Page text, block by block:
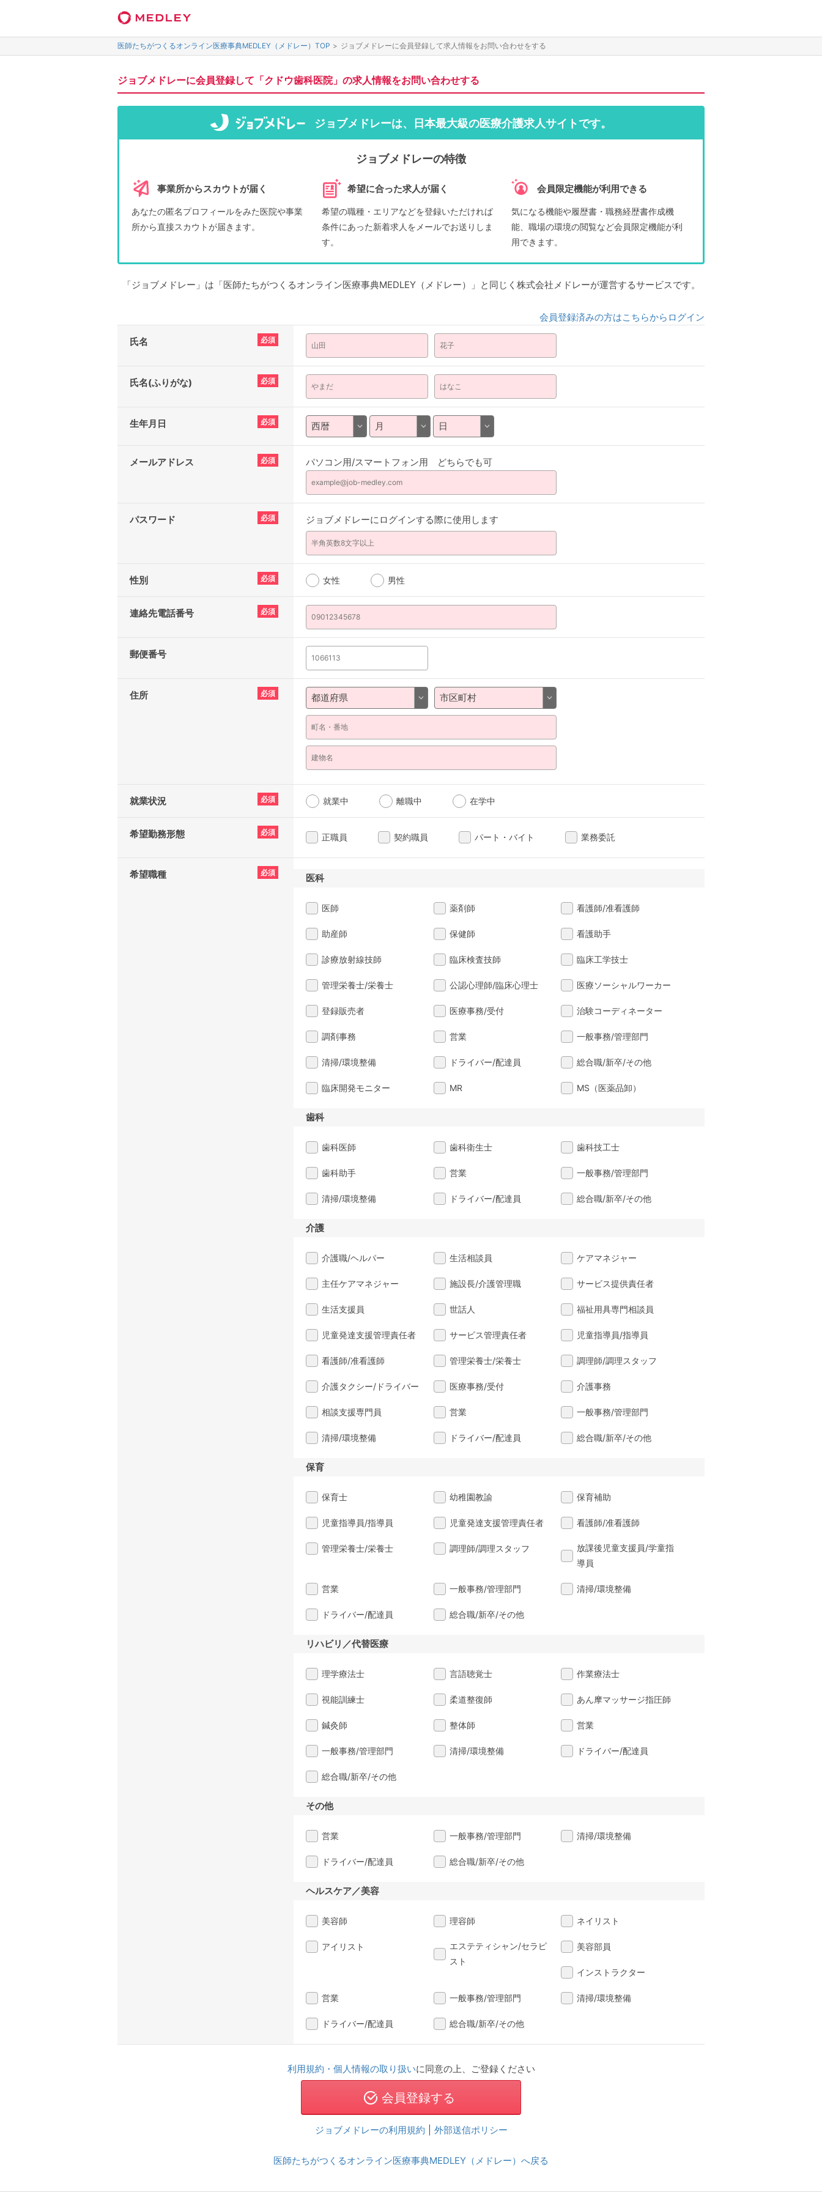
医師たちがつくるオンライン医療事典MEDLEY（メドレー）TOP > ジョブメドレーに会員登録して求人情報をお問い合わせをする
ジョブメドレーに会員登録して「クドウ歯科医院」の求人情報をお問い合わせする
ジョブメドレーは、日本最大級の医療介護求人サイトです。
ジョブメドレーの特徴
事業所からスカウトが届く
あなたの匿名プロフィールをみた医院や事業
所から直接スカウトが届きます。
希望に合った求人が届く
希望の職種・エリアなどを登録いただければ
条件にあった新着求人をメールでお送りしま
す。
会員限定機能が利用できる
気になる機能や履歴書・職務経歴書作成機
能、職場の環境の閲覧など会員限定機能が利
用できます。
「ジョブメドレー」は「医師たちがつくるオンライン医療事典MEDLEY（メドレー）」と同じく株式会社メドレーが運営するサービスです。
会員登録済みの方はこちらからログイン
氏名 必須
氏名(ふりがな) 必須
生年月日 必須
メールアドレス 必須 パソコン用/スマートフォン用 どちらでも可
パスワード 必須 ジョブメドレーにログインする際に使用します
性別 必須 女性 男性
連絡先電話番号 必須
郵便番号
住所 必須
就業状況 必須 就業中 離職中 在学中
希望勤務形態 必須 正職員 契約職員 パート・バイト 業務委託
希望職種 必須 医科
医師 薬剤師 看護師/准看護師
助産師 保健師 看護助手
診療放射線技師 臨床検査技師 臨床工学技士
管理栄養士/栄養士 公認心理師/臨床心理士 医療ソーシャルワーカー
登録販売者 医療事務/受付 治験コーディネーター
調剤事務 営業 一般事務/管理部門
清掃/環境整備 ドライバー/配達員 総合職/新卒/その他
臨床開発モニター MR MS（医薬品卸）
歯科
歯科医師 歯科衛生士 歯科技工士
歯科助手 営業 一般事務/管理部門
清掃/環境整備 ドライバー/配達員 総合職/新卒/その他
介護
介護職/ヘルパー 生活相談員 ケアマネジャー
主任ケアマネジャー 施設長/介護管理職 サービス提供責任者
生活支援員 世話人 福祉用具専門相談員
児童発達支援管理責任者 サービス管理責任者 児童指導員/指導員
看護師/准看護師 管理栄養士/栄養士 調理師/調理スタッフ
介護タクシー/ドライバー 医療事務/受付 介護事務
相談支援専門員 営業 一般事務/管理部門
清掃/環境整備 ドライバー/配達員 総合職/新卒/その他
保育
保育士 幼稚園教諭 保育補助
児童指導員/指導員 児童発達支援管理責任者 看護師/准看護師
管理栄養士/栄養士 調理師/調理スタッフ
放課後児童支援員/学童指
導員
営業 一般事務/管理部門 清掃/環境整備
ドライバー/配達員 総合職/新卒/その他
リハビリ／代替医療
理学療法士 言語聴覚士 作業療法士
視能訓練士 柔道整復師 あん摩マッサージ指圧師
鍼灸師 整体師 営業
一般事務/管理部門 清掃/環境整備 ドライバー/配達員
総合職/新卒/その他
その他
営業 一般事務/管理部門 清掃/環境整備
ドライバー/配達員 総合職/新卒/その他
ヘルスケア／美容
美容師 理容師 ネイリスト
アイリスト
エステティシャン/セラピ
スト
美容部員
インストラクター
営業 一般事務/管理部門 清掃/環境整備
ドライバー/配達員 総合職/新卒/その他
利用規約・個人情報の取り扱いに同意の上、ご登録ください
ジョブメドレーの利用規約 外部送信ポリシー
医師たちがつくるオンライン医療事典MEDLEY（メドレー）へ戻る